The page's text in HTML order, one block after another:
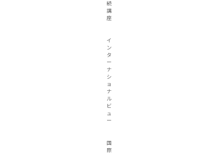
続
講
座
イ
ン
タ
ー
ナ
シ
ョ
ナ
ル
ビ
ュ
ー
国
際